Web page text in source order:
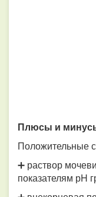
Плюсы и
Положительные
➕ раствор
показателям рH